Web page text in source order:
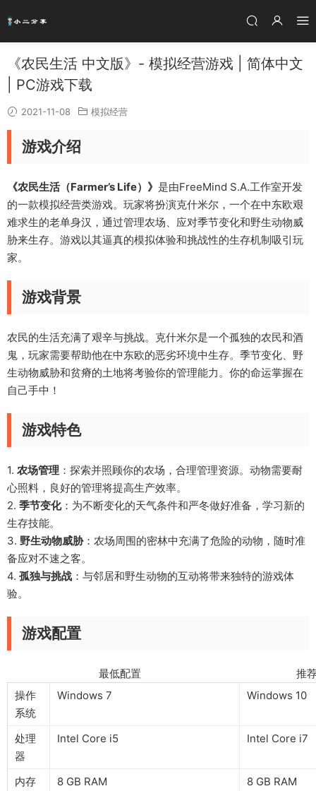
《农民生活 中文版》- 模拟经营游戏 | 简体中文
| PC游戏下载
2021-11-08 模拟经营
游戏介绍
《农民生活（Farmer’s Life）》 是由FreeMind S.A.工作室开发
的一款模拟经营类游戏。玩家将扮演克什米尔，一个在中东欧艰
难求生的老单身汉，通过管理农场、应对季节变化和野生动物威
胁来生存。游戏以其逼真的模拟体验和挑战性的生存机制吸引玩
家。
游戏背景
农民的生活充满了艰辛与挑战。克什米尔是一个孤独的农民和酒
鬼，玩家需要帮助他在中东欧的恶劣环境中生存。季节变化、野
生动物威胁和贫瘠的土地将考验你的管理能力。你的命运掌握在
自己手中！
游戏特色
1. 农场管理 ：探索并照顾你的农场，合理管理资源。动物需要耐
心照料，良好的管理将提高生产效率。
2. 季节变化：为不断变化的天气条件和严冬做好准备，学习新的
生存技能。
3. 野生动物威胁：农场周围的密林中充满了危险的动物，随时准
备应对不速之客。
4. 孤独与挑战 ：与邻居和野生动物的互动将带来独特的游戏体
验。
游戏配置
最低配置 推荐配
操作
系统
Windows 7 Windows 10
处理
器
Intel Core i5 Intel Core i7
内存 8 GB RAM
8 GB RAM